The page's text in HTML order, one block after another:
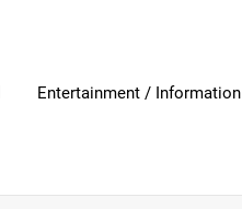
Entertainment / Information